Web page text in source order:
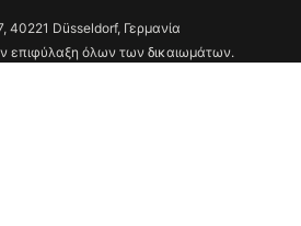
40221 Düsseldorf, Γερμανία
επιφύλαξη όλων των δικαιωμάτων.